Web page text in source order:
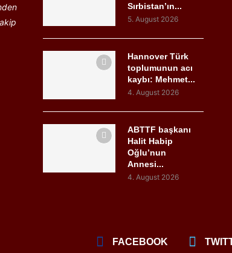
Sırbistan’ın...
5. August 2026
Hannover Türk
toplumunun acı
kaybı: Mehmet...
4. August 2026
ABTTF başkanı
Halit Habip
Oğlu’nun
Annesi...
4. August 2026
FACEBOOK